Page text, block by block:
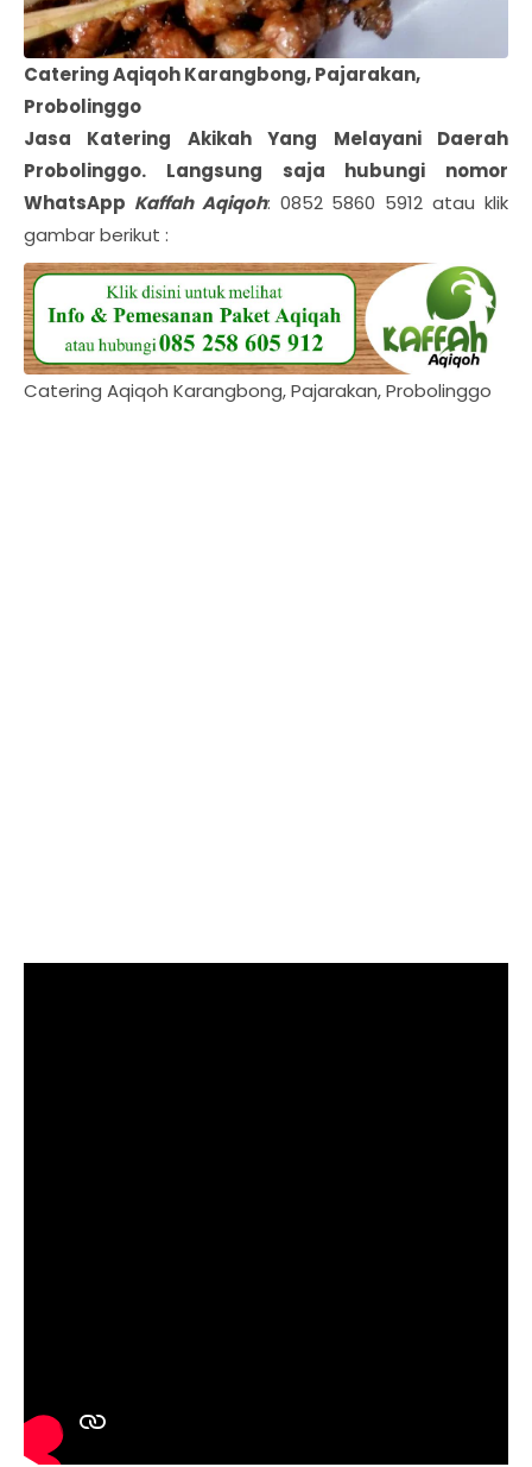
Catering Aqiqoh Karangbong, Pajarakan,
Probolinggo
Jasa Katering Akikah Yang Melayani Daerah
Probolinggo. Langsung saja hubungi nomor
WhatsApp Kaffah Aqiqoh: 0852 5860 5912 atau klik
gambar berikut :
Catering Aqiqoh Karangbong, Pajarakan, Probolinggo